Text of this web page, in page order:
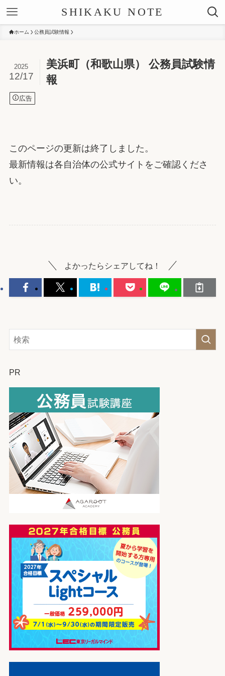
SHIKAKU NOTE
ホーム 公務員試験情報
美浜町（和歌山県） 公務員試験情
報
2025
12/17
広告
このページの更新は終了しました。
最新情報は各自治体の公式サイトをご確認くださ
い。
よかったらシェアしてね！
PR